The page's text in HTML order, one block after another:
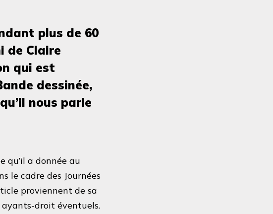
plus de 60
de Claire
qui est
dessinée,
nous parle
qu’il a donnée au
le cadre des Journées
proviennent de sa
droit éventuels.